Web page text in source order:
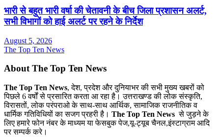
भारी से बहुत भारी वर्षा की चेतावनी के बीच जिला प्रशासन अलर्ट,
सभी विभागों को हाई अलर्ट पर रहने के निर्देश
August 5, 2026
The Top Ten News
About The Top Ten News
The Top Ten News, देश, प्रदेश और दुनियाभर की सभी मुख्य खबरों को
पिछले 6 वर्षों से प्रसारित करता आ रहा है। उत्तराखण्ड की लोक संस्कृति,
विरासतों, लोक परंपराओ के साथ-साथ आर्थिक, सामाजिक राजनीतिक व
धार्मिक गतिविधियों का सजग प्रहरी है। The Top Ten News से जुड़ने के
लिए हमारे फोन नंबर के माध्यम या फेसबुक पेज,यू-ट्यूब चैनल,इंस्टाग्राम आदि
पर सम्पर्क करे।